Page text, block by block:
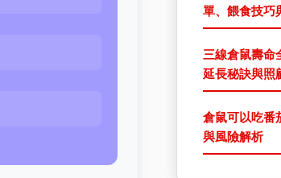
單、餵食技巧
三線倉鼠壽命
延長秘訣與照
倉鼠可以吃番
與風險解析